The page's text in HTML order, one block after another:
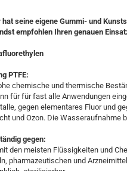
seine eigene Gummi- und
empfohlen Ihren genauen
PTFE:
chemische und thermische
für für fast alle Anwendungen
gegen elementares Fluor und
und Ozon. Die Wasseraufnahme
gegen:
den meisten Flüssigkeiten und
pharmazeutischen und